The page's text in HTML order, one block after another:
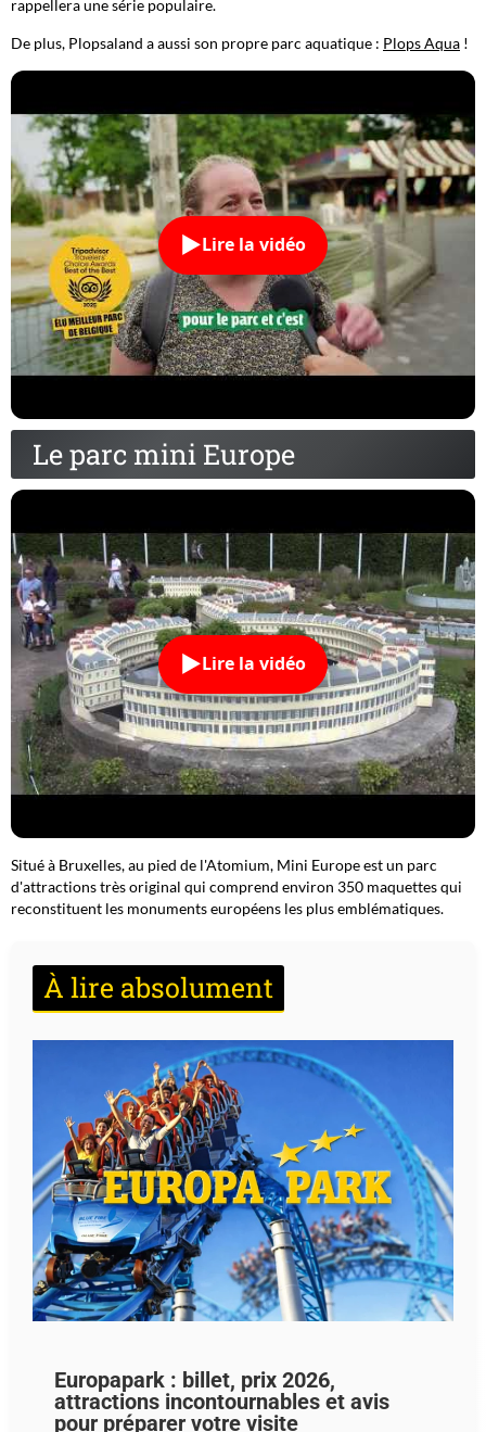
rappellera une série populaire.
De plus, Plopsaland a aussi son propre parc aquatique : Plops Aqua !
Lire la vidéo
Le parc mini Europe
Lire la vidéo
Situé à Bruxelles, au pied de l'Atomium, Mini Europe est un parc
d'attractions très original qui comprend environ 350 maquettes qui
reconstituent les monuments européens les plus emblématiques.
À lire absolument
Europapark : billet, prix 2026,
attractions incontournables et avis
pour préparer votre visite